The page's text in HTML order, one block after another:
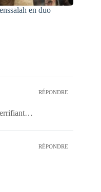
en duo
RÉPONDRE
RÉPONDRE